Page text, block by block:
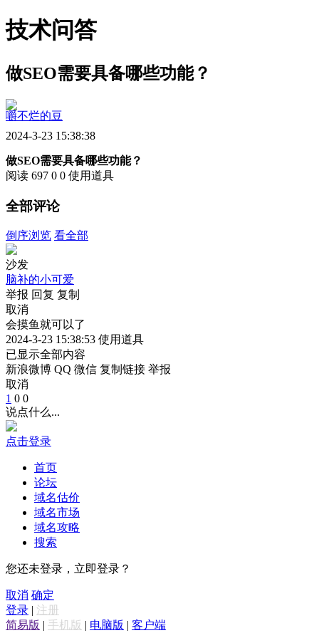
技术问答
做SEO需要具备哪些功能？
嚼不烂的豆
2024-3-23 15:38:38
做SEO需要具备哪些功能？
阅读 697 0 0 使用道具
全部评论
倒序浏览 看全部
沙发
脑补的小可爱
举报 回复 复制
取消
会摸鱼就可以了
2024-3-23 15:38:53 使用道具
已显示全部内容
新浪微博 QQ 微信 复制链接 举报
取消
1 0 0
说点什么...
点击登录
首页
论坛
域名估价
域名市场
域名攻略
搜索
您还未登录，立即登录？
取消 确定
登录 | 注册
简易版 | 手机版 | 电脑版 | 客户端